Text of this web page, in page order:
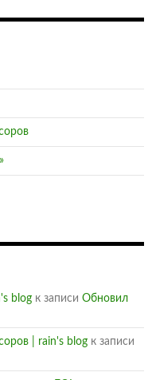
blog к записи Обновил
| rain's blog к записи